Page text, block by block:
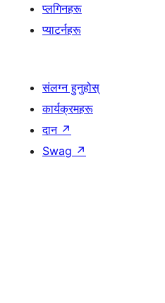
प्लगिनहरू
प्याटर्नहरू
संलग्न हुनुहोस्
कार्यक्रमहरू
दान ↗
Swag ↗